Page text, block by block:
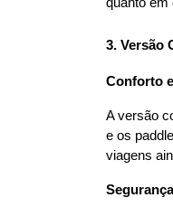
quanto em
3. Versão
Conforto
A versão
e os
viagens